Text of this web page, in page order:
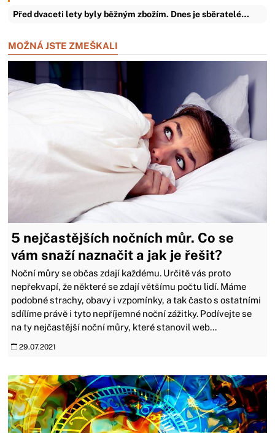
Před dvaceti lety byly běžným zbožím. Dnes je sběratelé…
MOŽNÁ JSTE ZMEŠKALI
5 nejčastějších nočních můr. Co se
vám snaží naznačit a jak je řešit?
Noční můry se občas zdají každému. Určitě vás proto
nepřekvapí, že některé se zdají většímu počtu lidí. Máme
podobné strachy, obavy i vzpomínky, a tak často s ostatními
sdílíme právě i tyto nepříjemné noční zážitky. Podívejte se
na ty nejčastější noční můry, které stanovil web...
29.07.2021